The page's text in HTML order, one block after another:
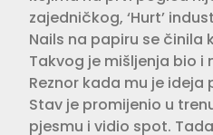
zajedničkog, ‘Hurt’
Nails na papiru se činila
Takvog je mišljenja bio i
Reznor kada mu je
Stav je promijenio u
pjesmu i vidio spot.